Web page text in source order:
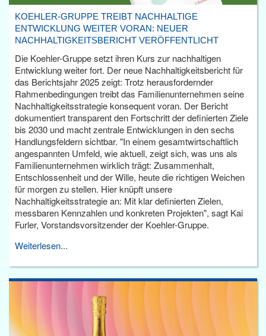
KOEHLER-GRUPPE TREIBT NACHHALTIGE
ENTWICKLUNG WEITER VORAN: NEUER
NACHHALTIGKEITSBERICHT VERÖFFENTLICHT
Die Koehler-Gruppe setzt ihren Kurs zur nachhaltigen
Entwicklung weiter fort. Der neue Nachhaltigkeitsbericht für
das Berichtsjahr 2025 zeigt: Trotz herausfordernder
Rahmenbedingungen treibt das Familienunternehmen seine
Nachhaltigkeitsstrategie konsequent voran. Der Bericht
dokumentiert transparent den Fortschritt der definierten Ziele
bis 2030 und macht zentrale Entwicklungen in den sechs
Handlungsfeldern sichtbar. "In einem gesamtwirtschaftlich
angespannten Umfeld, wie aktuell, zeigt sich, was uns als
Familienunternehmen wirklich trägt: Zusammenhalt,
Entschlossenheit und der Wille, heute die richtigen Weichen
für morgen zu stellen. Hier knüpft unsere
Nachhaltigkeitsstrategie an: Mit klar definierten Zielen,
messbaren Kennzahlen und konkreten Projekten", sagt Kai
Furler, Vorstandsvorsitzender der Koehler-Gruppe.
Weiterlesen...